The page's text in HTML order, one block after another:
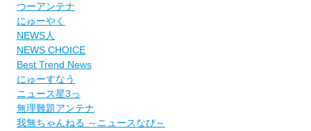
つーアンテナ
にゅーやく
NEWS人
NEWS CHOICE
Best Trend News
にゅーすなう
ニュース星3っ
無理難題アンテナ
我無ちゃんねる ～ニュースなび～